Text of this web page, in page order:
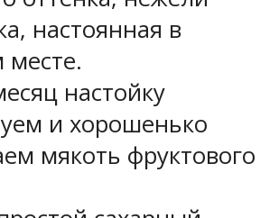
настоянная в
настойку
и хорошенько
мякоть фруктового